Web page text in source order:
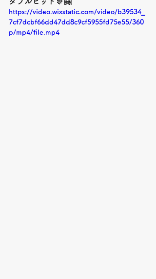
https://video.wixstatic.com/video/b39534_
7cf7dcbf66dd47dd8c9cf5955fd75e55/360
p/mp4/file.mp4